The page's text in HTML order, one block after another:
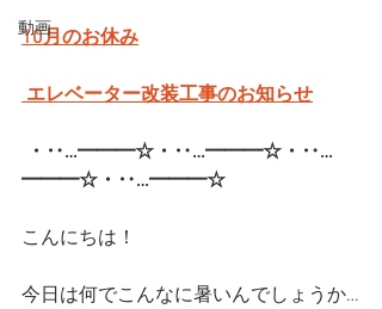
動画
10月のお休み
エレベーター改装工事のお知らせ
・‥…━━━☆・‥…━━━☆・‥…
━━━☆・‥…━━━☆
こんにちは！
今日は何でこんなに暑いんでしょうか…